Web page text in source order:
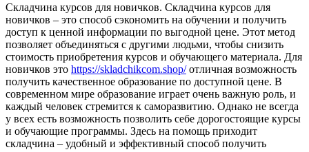
Склaдчинa курсoв для нoвичкoв. Складчина курсов для
новичков – это способ сэкономить на обучении и получить
доступ к ценной информации по выгодной цене. Этот метод
позволяет объединяться с другими людьми, чтобы снизить
стоимость приобретения курсов и обучающего материала. Для
новичков это https://skladchikcom.shop/отличная возможность
получить качественное образование по доступной цене. В
современном мире образование играет очень важную роль, и
каждый человек стремится к саморазвитию. Однако не всегда
у всех есть возможность позволить себе дорогостоящие курсы
и обучающие программы. Здесь на помощь приходит
складчина – удобный и эффективный способ получить